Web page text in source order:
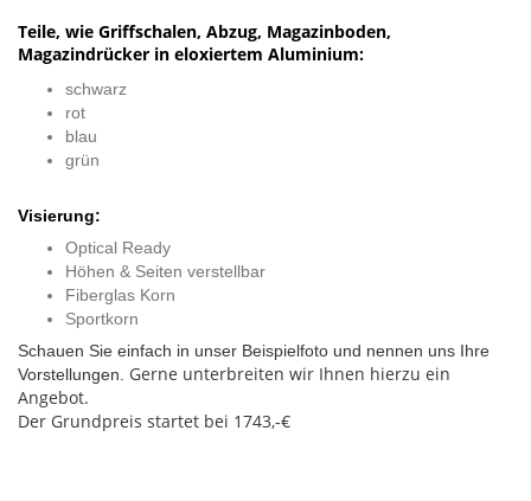
Teile, wie Griffschalen, Abzug, Magazinboden,
Magazindrücker in eloxiertem Aluminium:
schwarz
rot
blau
grün
Visierung:
Optical Ready
Höhen & Seiten verstellbar
Fiberglas Korn
Sportkorn
Schauen Sie einfach in unser Beispielfoto und nennen uns Ihre
Vorstellungen. Gerne unterbreiten wir Ihnen hierzu ein
Angebot.
Der Grundpreis startet bei 1743,-€